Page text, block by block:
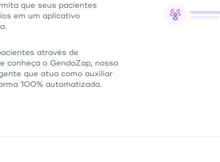
que seus pacientes
em um aplicativo
através de
conheça o GendoZap, nosso
que atua como auxiliar
100% automatizada.